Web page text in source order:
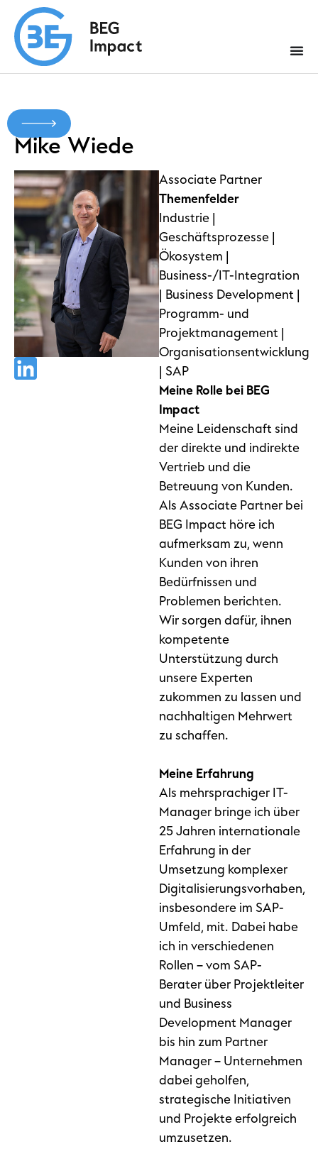
Mike Wiede
Associate Partner
Themenfelder
Industrie |
Geschäftsprozesse |
Ökosystem |
Business-/IT-Integration
| Business Development |
Programm- und
Projektmanagement |
Organisationsentwicklung
| SAP
Meine Rolle bei BEG
Impact
Meine Leidenschaft sind
der direkte und indirekte
Vertrieb und die
Betreuung von Kunden.
Als Associate Partner bei
BEG Impact höre ich
aufmerksam zu, wenn
Kunden von ihren
Bedürfnissen und
Problemen berichten.
Wir sorgen dafür, ihnen
kompetente
Unterstützung durch
unsere Experten
zukommen zu lassen und
nachhaltigen Mehrwert
zu schaffen.
Meine Erfahrung
Als mehrsprachiger IT-
Manager bringe ich über
25 Jahren internationale
Erfahrung in der
Umsetzung komplexer
Digitalisierungsvorhaben,
insbesondere im SAP-
Umfeld, mit. Dabei habe
ich in verschiedenen
Rollen – vom SAP-
Berater über Projektleiter
und Business
Development Manager
bis hin zum Partner
Manager – Unternehmen
dabei geholfen,
strategische Initiativen
und Projekte erfolgreich
umzusetzen.